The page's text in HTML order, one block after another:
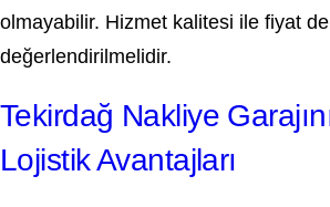
olmayabilir. Hizmet kalitesi ile fiyat
değerlendirilmelidir.
Tekirdağ Nakliye
Lojistik Avantajları